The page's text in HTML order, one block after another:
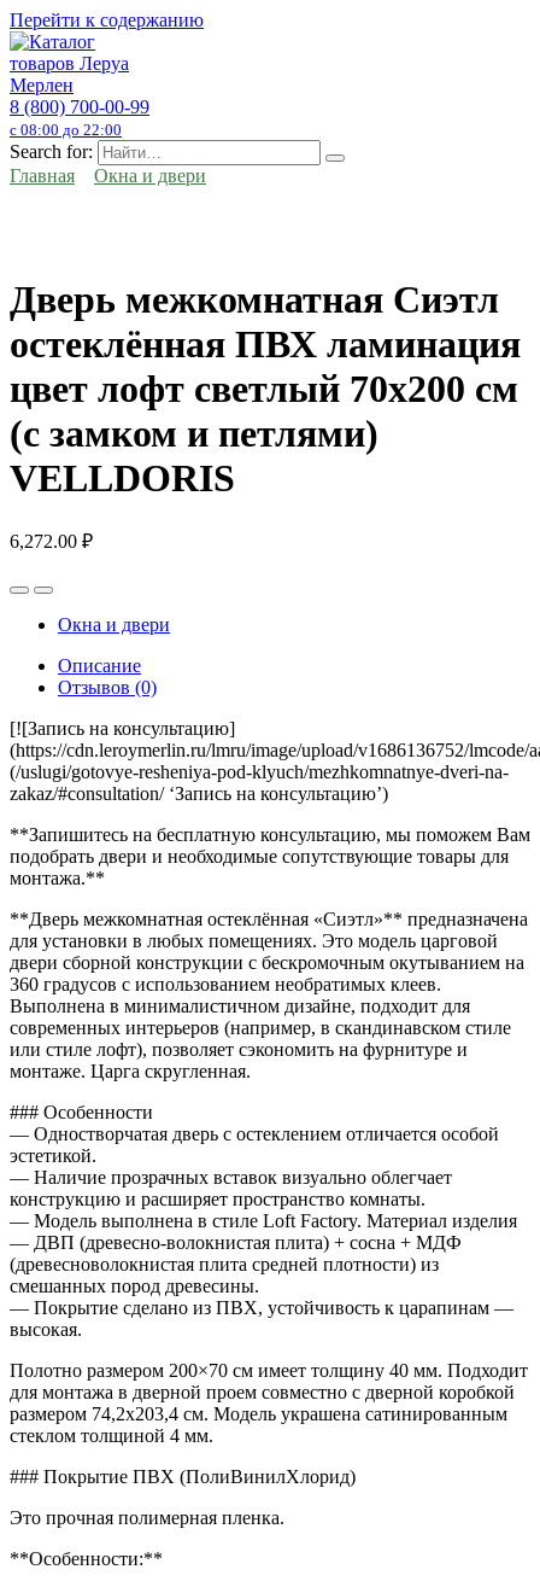
Перейти к содержанию
8 (800) 700-00-99
с 08:00 до 22:00
Search for:
Главная
Окна и двери
Дверь межкомнатная Сиэтл
остеклённая ПВХ ламинация
цвет лофт светлый 70x200 см
(с замком и петлями)
VELLDORIS
6,272.00 ₽
Окна и двери
Описание
Отзывов (0)
[![Запись на консультацию]
(https://cdn.leroymerlin.ru/lmru/image/upload/v1686136752/
(/uslugi/gotovye-resheniya-pod-klyuch/mezhkomnatnye-dveri-na-
zakaz/#consultation/ ‘Запись на консультацию’)
**Запишитесь на бесплатную консультацию, мы поможем Вам
подобрать двери и необходимые сопутствующие товары для
монтажа.**
**Дверь межкомнатная остеклённая «Сиэтл»** предназначена
для установки в любых помещениях. Это модель царговой
двери сборной конструкции с бескромочным окутыванием на
360 градусов с использованием необратимых клеев.
Выполнена в минималистичном дизайне, подходит для
современных интерьеров (например, в скандинавском стиле
или стиле лофт), позволяет сэкономить на фурнитуре и
монтаже. Царга скругленная.
### Особенности
— Одностворчатая дверь с остеклением отличается особой
эстетикой.
— Наличие прозрачных вставок визуально облегчает
конструкцию и расширяет пространство комнаты.
— Модель выполнена в стиле Loft Factory. Материал изделия
— ДВП (древесно-волокнистая плита) + сосна + МДФ
(древесноволокнистая плита средней плотности) из
смешанных пород древесины.
— Покрытие сделано из ПВХ, устойчивость к царапинам —
высокая.
Полотно размером 200×70 см имеет толщину 40 мм. Подходит
для монтажа в дверной проем совместно с дверной коробкой
размером 74,2х203,4 см. Модель украшена сатинированным
стеклом толщиной 4 мм.
### Покрытие ПВХ (ПолиВинилХлорид)
Это прочная полимерная пленка.
**Особенности:**